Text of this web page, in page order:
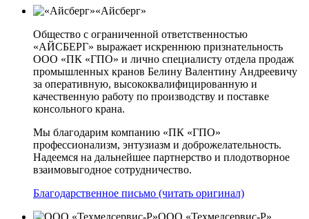
«Айсберг»
Общество с ограниченной ответственностью
«АЙСБЕРГ» выражает искреннюю признательность
ООО «ПК «ГПО» и лично специалисту отдела продаж
промышленных кранов Белину Валентину Андреевичу
за оперативную, высококвалифицированную и
качественную работу по производству и поставке
консольного крана.
Мы благодарим компанию «ПК «ГПО»
профессионализм, энтузиазм и доброжелательность.
Надеемся на дальнейшее партнерство и плодотворное
взаимовыгодное сотрудничество.
Благодарственное письмо (читать оригинал)